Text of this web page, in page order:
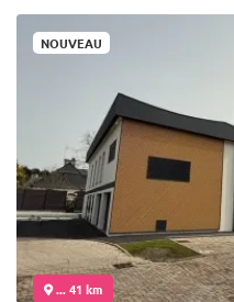
NOUVEAU
... 41 km